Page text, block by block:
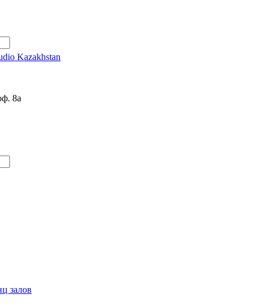
8а
залов